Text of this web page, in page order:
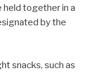
held together in a
by the
snacks, such as